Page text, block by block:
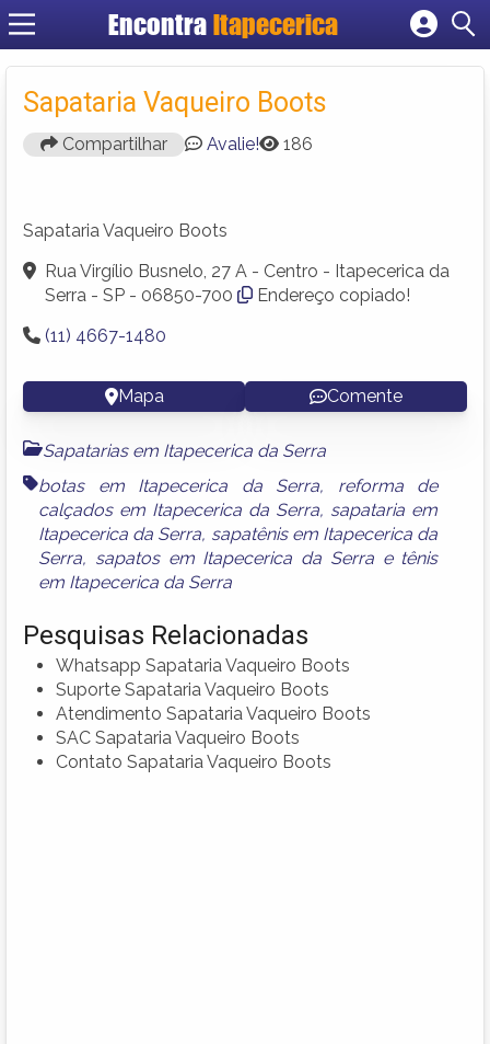
Encontra Itapecerica
Cadastrar empresa
Criar conta
Sapataria Vaqueiro Boots
Compartilhar Avalie! 186
Sapataria Vaqueiro Boots
Rua Virgílio Busnelo, 27 A - Centro - Itapecerica da
Serra - SP - 06850-700
Endereço copiado!
(11) 4667-1480
Mapa Comente
Sapatarias em Itapecerica da Serra
botas em Itapecerica da Serra, reforma de
calçados em Itapecerica da Serra, sapataria em
Itapecerica da Serra, sapatênis em Itapecerica da
Serra, sapatos em Itapecerica da Serrae tênis
em Itapecerica da Serra
Pesquisas Relacionadas
Whatsapp Sapataria Vaqueiro Boots
Suporte Sapataria Vaqueiro Boots
Atendimento Sapataria Vaqueiro Boots
SAC Sapataria Vaqueiro Boots
Contato Sapataria Vaqueiro Boots